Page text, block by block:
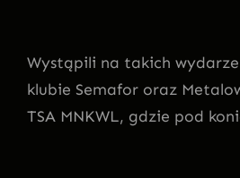
Wystąpili na takich
klubie Semafor oraz
TSA MNKWL, gdzie pod